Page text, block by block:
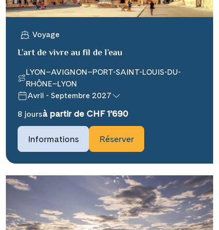
Voyage
L’art de vivre au fil de l’eau
LYON–AVIGNON–PORT-SAINT-LOUIS-DU-
RHÔNE–LYON
Avril - Septembre 2027
8 joursà partir de CHF 1’690
Informations Réserver